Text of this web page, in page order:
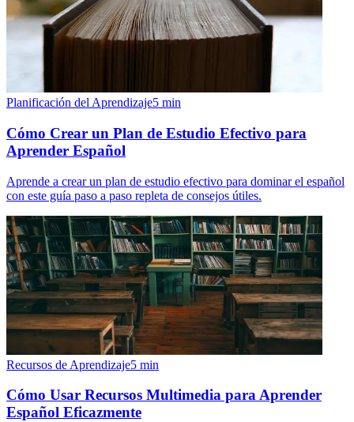
Planificación del Aprendizaje5 min
Cómo Crear un Plan de Estudio Efectivo para
Aprender Español
Aprende a crear un plan de estudio efectivo para dominar el español
con este guía paso a paso repleta de consejos útiles.
Recursos de Aprendizaje5 min
Cómo Usar Recursos Multimedia para Aprender
Español Eficazmente